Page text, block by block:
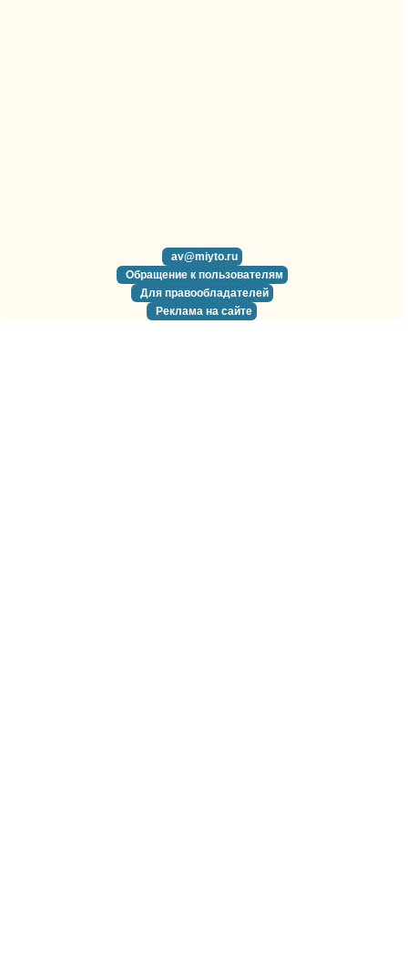
av@miyto.ru
Обращение к пользователям
Для правообладателей
Реклама на сайте